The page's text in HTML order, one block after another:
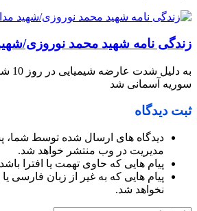
زندگی نامه شهید محمد نوروزی/
سوریه آسمانی شد
ثبت دیدگاه
دیدگاه های ارسال شده توسط شما،
مدیریت در وب منتشر خواهد شد.
پیام هایی که حاوی تهمت یا افترا
پیام هایی که به غیر از زبان فارسی
نخواهد شد.